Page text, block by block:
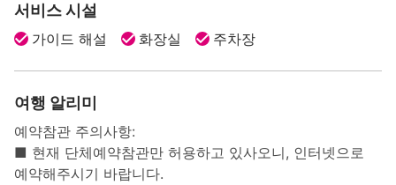
서비스 시설
가이드 해설 화장실 주차장
여행 알리미
예약참관 주의사항:
■ 현재 단체예약참관만 허용하고 있사오니, 인터넷으로
예약해주시기 바랍니다.